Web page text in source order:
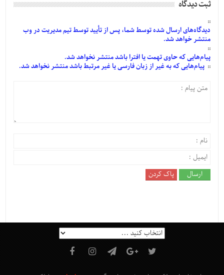
ثبت دیدگاه
دیدگاه‌هایارسالشدهتوسط شما، پس ازتأییدتوسط تیم مدیریت در وب
منتشر خواهد شد.
پیام‌هاییکه حاوی تهمت یا افترا باشد منتشر نخواهد شد.
پیام‌هاییکه به غیر از زبان فارسی یا غیر مرتبط باشد منتشر نخواهد شد.